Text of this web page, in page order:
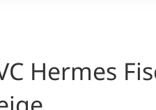
Hermes